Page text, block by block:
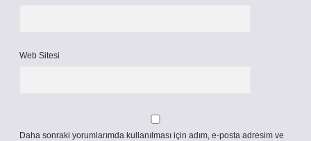
Web Sitesi
Daha sonraki yorumlarımda kullanılması için adım, e-posta adresim ve